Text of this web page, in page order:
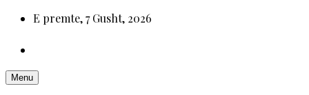
E premte, 7 Gusht, 2026
Menu